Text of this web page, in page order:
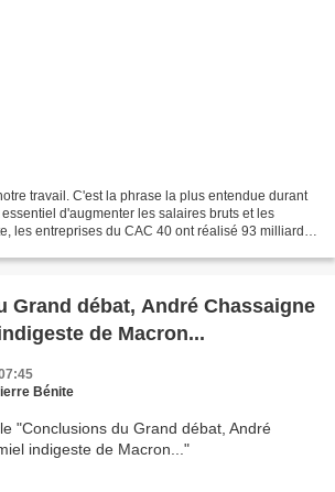
travail. C'est la phrase la plus entendue durant
d'augmenter les salaires bruts et les
les entreprises du CAC 40 ont réalisé 93 milliards
Grand débat, André Chassaigne
de Macron...
Bénite